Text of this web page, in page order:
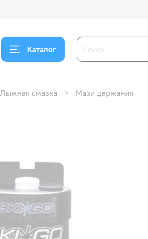
Каталог
Лыжная смазка Мази держания